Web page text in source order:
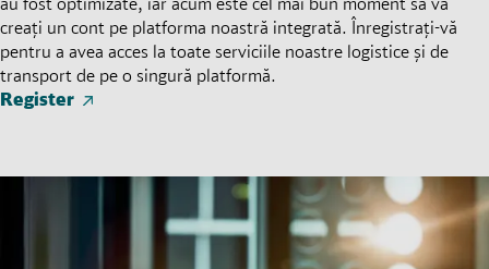
creați un cont pe platforma noastră integrată. Înregistrați-vă
pentru a avea acces la toate serviciile noastre logistice și de
transport de pe o singură platformă.
Register